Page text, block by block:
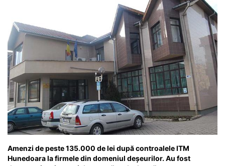
Amenzi de peste 135.000 de lei după controalele ITM
Hunedoara la firmele din domeniul deșeurilor. Au fost